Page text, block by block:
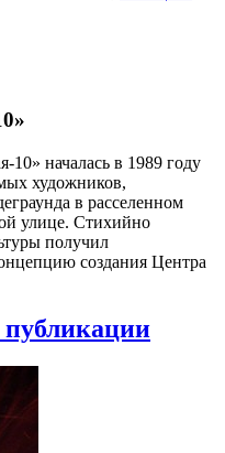
началась в 1989 году
художников,
в расселенном
улице. Стихийно
получил
создания Центра
публикации